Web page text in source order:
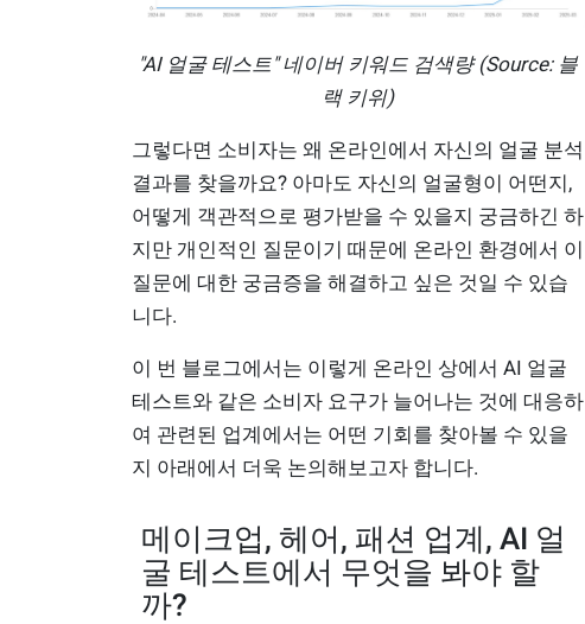
"AI 얼굴 테스트" 네이버 키워드 검색량 (Source: 블
랙 키위)
그렇다면 소비자는 왜 온라인에서 자신의 얼굴 분석
결과를 찾을까요? 아마도 자신의 얼굴형이 어떤지,
어떻게 객관적으로 평가받을 수 있을지 궁금하긴 하
지만 개인적인 질문이기 때문에 온라인 환경에서 이
질문에 대한 궁금증을 해결하고 싶은 것일 수 있습
니다.
이 번 블로그에서는 이렇게 온라인 상에서 AI 얼굴
테스트와 같은 소비자 요구가 늘어나는 것에 대응하
여 관련된 업계에서는 어떤 기회를 찾아볼 수 있을
지 아래에서 더욱 논의해보고자 합니다.
메이크업, 헤어, 패션 업계, AI 얼
굴 테스트에서 무엇을 봐야 할
까?